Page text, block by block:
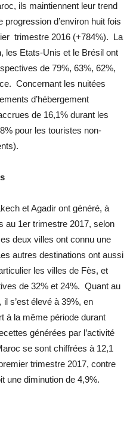
ils maintiennent leur trend
d’environ huit fois
trimestre 2016 (+784%). La
les Etats-Unis et le Brésil ont
de 79%, 63%, 62%,
Concernant les nuitées
d’hébergement
de 16,1% durant les
pour les touristes non-
et Agadir ont généré, à
au 1er trimestre 2017, selon
deux villes ont connu une
autres destinations ont aussi
les villes de Fès, et
de 32% et 24%. Quant au
s’est élevé à 39%, en
à la même période durant
générées par l’activité
se sont chiffrées à 12,1
trimestre 2017, contre
une diminution de 4,9%.